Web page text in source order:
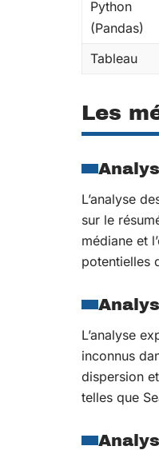
Python
(Pandas)
Tableau
Les
L’analyse
sur le
médiane et
potentielles
L’analyse
inconnus
dispersion
telles que